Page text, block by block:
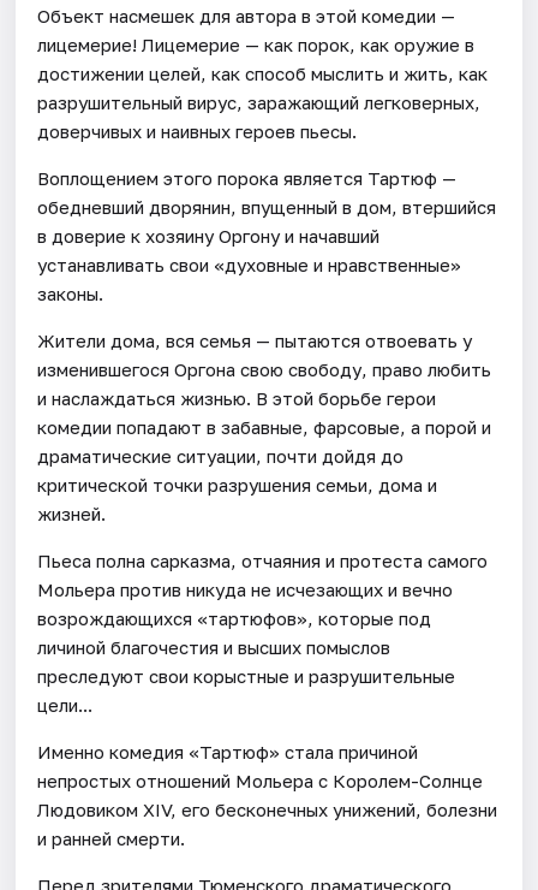
Объект насмешек для автора в этой комедии —
лицемерие! Лицемерие — как порок, как оружие в
достижении целей, как способ мыслить и жить, как
разрушительный вирус, заражающий легковерных,
доверчивых и наивных героев пьесы.
Воплощением этого порока является Тартюф —
обедневший дворянин, впущенный в дом, втершийся
в доверие к хозяину Оргону и начавший
устанавливать свои «духовные и нравственные»
законы.
Жители дома, вся семья — пытаются отвоевать у
изменившегося Оргона свою свободу, право любить
и наслаждаться жизнью. В этой борьбе герои
комедии попадают в забавные, фарсовые, а порой и
драматические ситуации, почти дойдя до
критической точки разрушения семьи, дома и
жизней.
Пьеса полна сарказма, отчаяния и протеста самого
Мольера против никуда не исчезающих и вечно
возрождающихся «тартюфов», которые под
личиной благочестия и высших помыслов
преследуют свои корыстные и разрушительные
цели...
Именно комедия «Тартюф» стала причиной
непростых отношений Мольера с Королем-Солнце
Людовиком XIV, его бесконечных унижений, болезни
и ранней смерти.
Перед зрителями Тюменского драматического